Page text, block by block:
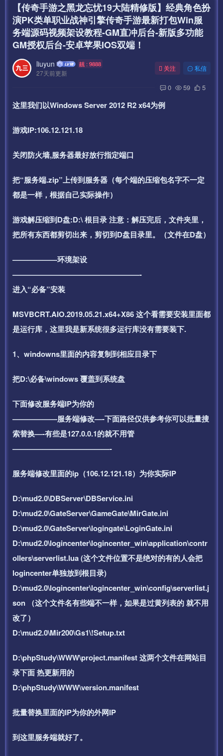
【传奇手游之黑龙忘忧19大陆精修版】经典角色扮
演PK类单职业战神引擎传奇手游最新打包Win服
务端源码视频架设教程-GM直冲后台-新版多功能
GM授权后台-安卓苹果IOS双端！
liuyun 靓 : 9888
27天前更新
关注 私信
0 59 5
这里我们以Windows Server 2012 R2 x64为例
游戏IP:106.12.121.18
关闭防火墙,服务器最好放行指定端口
把“服务端.zip”上传到服务器（每个端的压缩包名字不一定
都是一样，根据自己实际操作）
游戏解压缩到D盘:D:\ 根目录 注意：解压完后，文件夹里，
把所有东西都剪切出来，剪切到D盘目录里。（文件在D盘）
——————环境架设
—————————————————-
进入“必备”安装
MSVBCRT.AIO.2019.05.21.x64+X86 这个看需要安装里面都
是运行库，这里我是新系统很多运行库没有需要装下.
1、windowns里面的内容复制到相应目录下
把D:\必备\windows 覆盖到系统盘
下面修改服务端IP为你的
——————服务端修改—-下面路径仅供参考你可以批量搜
索替换—-有些是127.0.0.1的就不用管
—————————————-
服务端修改里面的ip（106.12.121.18）为你实际IP
D:\mud2.0\DBServer\DBService.ini
D:\mud2.0\GateServer\GameGate\MirGate.ini
D:\mud2.0\GateServer\logingate\LoginGate.ini
D:\mud2.0\logincenter\logincenter_win\application\contr
ollers\serverlist.lua (这个文件位置不是绝对的有的人会把
logincenter单独放到根目录)
D:\mud2.0\logincenter\logincenter_win\config\serverlist.j
son （这个文件名有些端不一样，如果是过黄列表的 就不用
改了）
D:\mud2.0\Mir200\Gs1\!Setup.txt
D:\phpStudy\WWW\project.manifest 这两个文件在网站目
录下面 热更新用的
D:\phpStudy\WWW\version.manifest
批量替换里面的IP为你的外网IP
到这里服务端就好了。